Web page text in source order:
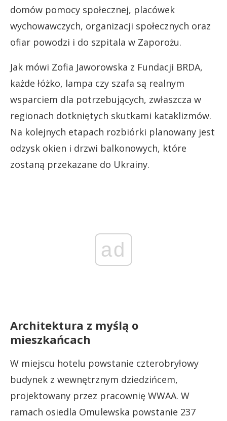
domów pomocy społecznej, placówek
wychowawczych, organizacji społecznych oraz
ofiar powodzi i do szpitala w Zaporożu.
Jak mówi Zofia Jaworowska z Fundacji BRDA,
każde łóżko, lampa czy szafa są realnym
wsparciem dla potrzebujących, zwłaszcza w
regionach dotkniętych skutkami kataklizmów.
Na kolejnych etapach rozbiórki planowany jest
odzysk okien i drzwi balkonowych, które
zostaną przekazane do Ukrainy.
ad
Architektura z myślą o
mieszkańcach
W miejscu hotelu powstanie czterobryłowy
budynek z wewnętrznym dziedzińcem,
projektowany przez pracownię WWAA. W
ramach osiedla Omulewska powstanie 237